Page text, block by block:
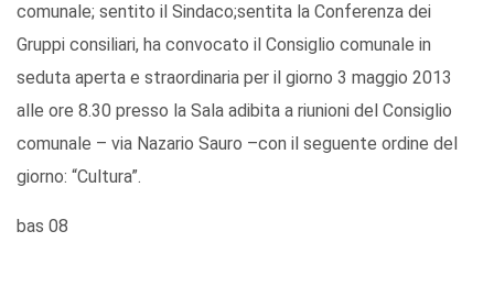
comunale; sentito il Sindaco;sentita la Conferenza dei
Gruppi consiliari, ha convocato il Consiglio comunale in
seduta aperta e straordinaria per il giorno 3 maggio 2013
alle ore 8.30 presso la Sala adibita a riunioni del Consiglio
comunale – via Nazario Sauro –con il seguente ordine del
giorno: “Cultura”.
bas 08